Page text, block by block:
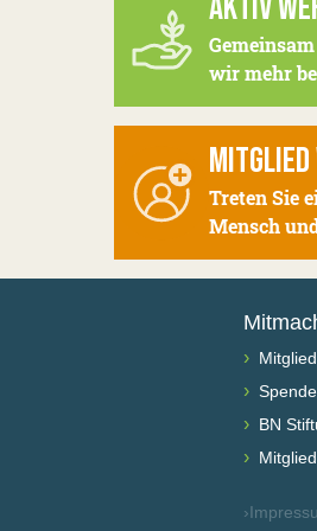
wir mehr
Treten Sie
Mensch
›
›
› BN
›
›